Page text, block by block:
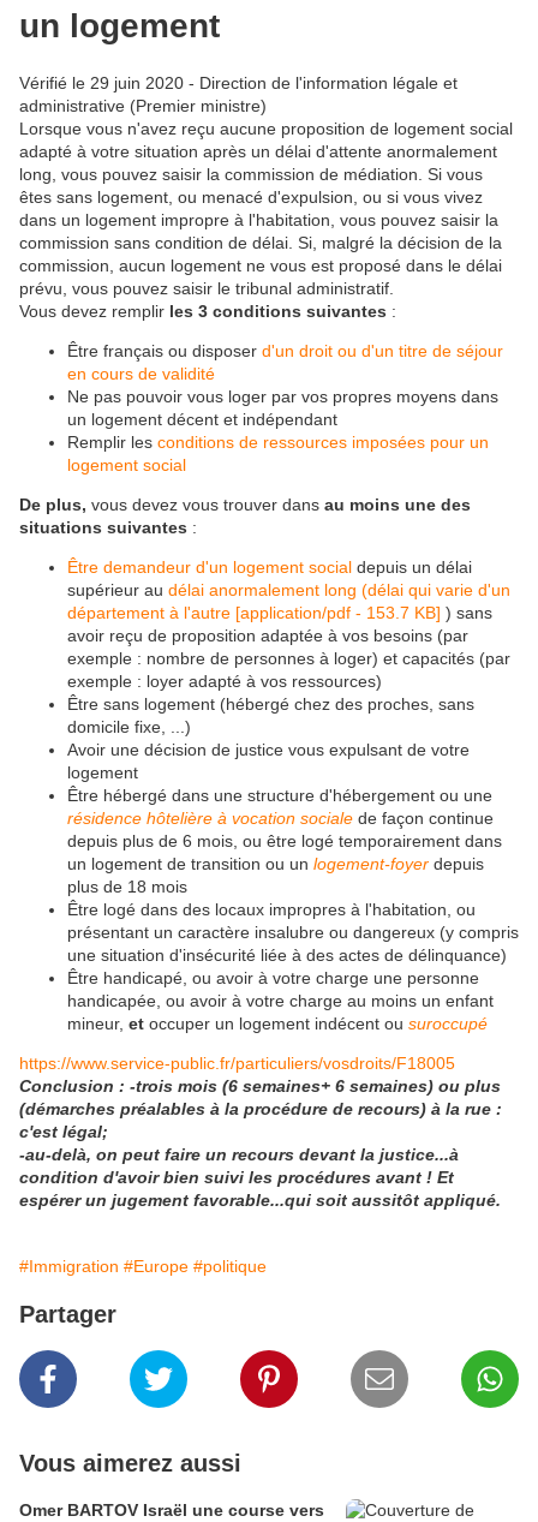
un logement
Vérifié le 29 juin 2020 - Direction de l'information légale et
administrative (Premier ministre)
Lorsque vous n'avez reçu aucune proposition de logement social
adapté à votre situation après un délai d'attente anormalement
long, vous pouvez saisir la commission de médiation. Si vous
êtes sans logement, ou menacé d'expulsion, ou si vous vivez
dans un logement impropre à l'habitation, vous pouvez saisir la
commission sans condition de délai. Si, malgré la décision de la
commission, aucun logement ne vous est proposé dans le délai
prévu, vous pouvez saisir le tribunal administratif.
Vous devez remplir les 3 conditions suivantes :
Être français ou disposer d'un droit ou d'un titre de séjour
en cours de validité
Ne pas pouvoir vous loger par vos propres moyens dans
un logement décent et indépendant
Remplir les conditions de ressources imposées pour un
logement social
De plus, vous devez vous trouver dans au moins une des
situations suivantes :
Être demandeur d'un logement social depuis un délai
supérieur au délai anormalement long (délai qui varie d'un
département à l'autre [application/pdf - 153.7 KB] ) sans
avoir reçu de proposition adaptée à vos besoins (par
exemple : nombre de personnes à loger) et capacités (par
exemple : loyer adapté à vos ressources)
Être sans logement (hébergé chez des proches, sans
domicile fixe, ...)
Avoir une décision de justice vous expulsant de votre
logement
Être hébergé dans une structure d'hébergement ou une
résidence hôtelière à vocation sociale de façon continue
depuis plus de 6 mois, ou être logé temporairement dans
un logement de transition ou un logement-foyer depuis
plus de 18 mois
Être logé dans des locaux impropres à l'habitation, ou
présentant un caractère insalubre ou dangereux (y compris
une situation d'insécurité liée à des actes de délinquance)
Être handicapé, ou avoir à votre charge une personne
handicapée, ou avoir à votre charge au moins un enfant
mineur, et occuper un logement indécent ou suroccupé
https://www.service-public.fr/particuliers/vosdroits/F18005
Conclusion : -trois mois (6 semaines+ 6 semaines) ou plus
(démarches préalables à la procédure de recours) à la rue :
c'est légal;
-au-delà, on peut faire un recours devant la justice...à
condition d'avoir bien suivi les procédures avant ! Et
espérer un jugement favorable...qui soit aussitôt appliqué.
#Immigration #Europe #politique
Partager
Vous aimerez aussi
Omer BARTOV Israël une course vers